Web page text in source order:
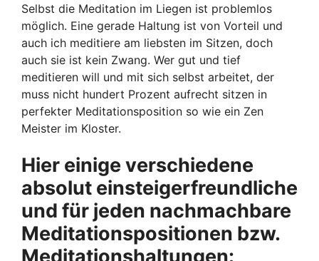
Selbst die Meditation im Liegen ist problemlos
möglich. Eine gerade Haltung ist von Vorteil und
auch ich meditiere am liebsten im Sitzen, doch
auch sie ist kein Zwang. Wer gut und tief
meditieren will und mit sich selbst arbeitet, der
muss nicht hundert Prozent aufrecht sitzen in
perfekter Meditationsposition so wie ein Zen
Meister im Kloster.
Hier einige verschiedene
absolut einsteigerfreundliche
und für jeden nachmachbare
Meditationspositionen bzw.
Meditationshaltungen: